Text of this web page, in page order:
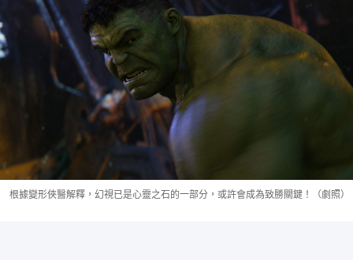
根據變形俠醫解釋，幻視已是心靈之石的一部分，或許會成為致勝關鍵！（劇照）